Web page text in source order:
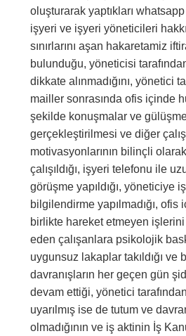
oluşturarak yaptıkları whatsapp
işyeri ve işyeri yöneticileri
sınırlarını aşan hakaretamiz
bulunduğu, yöneticisi
dikkate alınmadığını, yönetici
mailler sonrasında ofis içinde
şekilde konuşmalar ve
gerçekleştirilmesi ve diğer
motivasyonlarının bilinçli
çalışıldığı, işyeri telefonu ile
görüşme yapıldığı, yöneticiye
bilgilendirme yapılmadığı,
birlikte hareket etmeyen
eden çalışanlara psikolojik
uygunsuz lakaplar takıldığı ve
davranışların her geçen gün
devam ettiği, yönetici
uyarılmış ise de tutum ve
olmadığının ve iş aktinin İş